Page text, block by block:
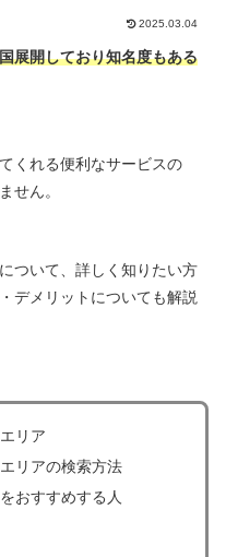
2025.03.04
展開しており知名度もある
くれる便利なサービスの
せん。
ついて、詳しく知りたい方
デメリットについても解説
リア
リアの検索方法
おすすめする人